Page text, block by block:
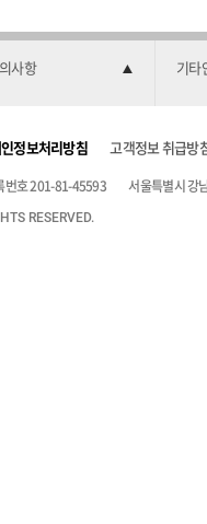
사항 기타
정보처리방침 고객정보 취급방
번호 201-81-45593 서울특별시 강
RESERVED.